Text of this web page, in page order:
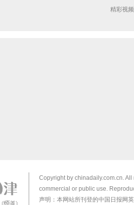
精彩视频
Copyright by chinadaily.com.cn.
commercial or public use.
声明：本网站所刊登的中国日报网